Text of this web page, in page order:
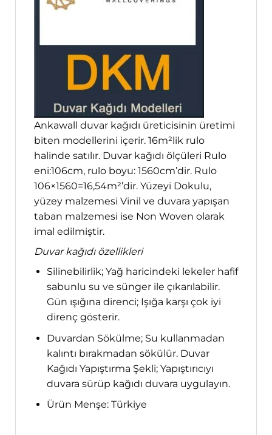
Ankawall duvar kağıdı üreticisinin üretimi
biten modellerini içerir. 16m²lik rulo
halinde satılır. Duvar kağıdı ölçüleri Rulo
eni:106cm, rulo boyu: 1560cm’dir. Rulo
106×1560=16,54m²’dir. Yüzeyi Dokulu,
yüzey malzemesi Vinil ve duvara yapışan
taban malzemesi ise Non Woven olarak
imal edilmiştir.
Duvar kağıdı özellikleri
Silinebilirlik; Yağ haricindeki lekeler hafif
sabunlu su ve sünger ile çıkarılabilir.
Gün ışığına direnci; Işığa karşı çok iyi
direnç gösterir.
Duvardan Sökülme; Su kullanmadan
kalıntı bırakmadan sökülür. Duvar
Kağıdı Yapıştırma Şekli; Yapıştırıcıyı
duvara sürüp kağıdı duvara uygulayın.
Ürün Menşe: Türkiye